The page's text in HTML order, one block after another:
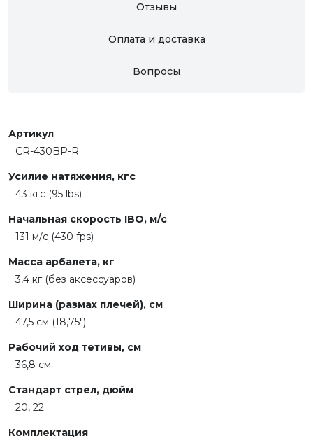
Отзывы
Оплата и доставка
Вопросы
Артикул
CR-430BP-R
Усилие натяжения, кгс
43 кгc (95 lbs)
Начальная скорость IBO, м/с
131 м/с (430 fps)
Масса арбалета, кг
3,4 кг (без аксессуаров)
Ширина (размах плечей), см
47,5 см (18,75")
Рабочий ход тетивы, см
36,8 см
Стандарт стрел, дюйм
20, 22
Комплектация